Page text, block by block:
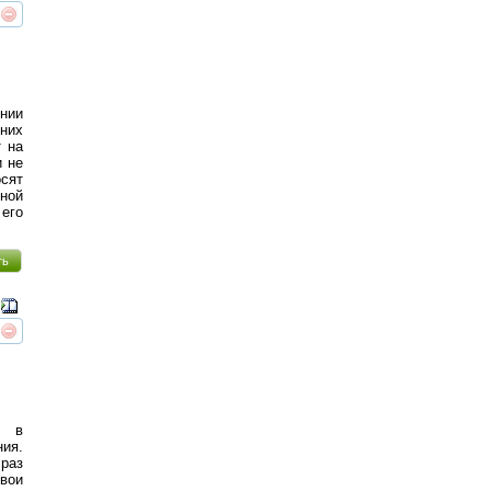
интересует
на
не
интересует
в